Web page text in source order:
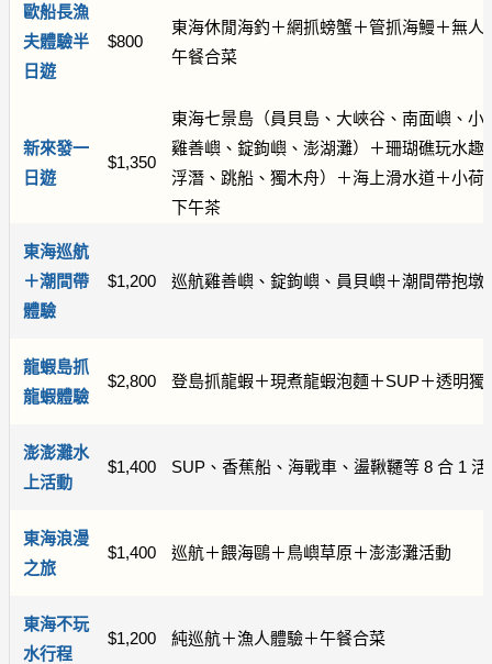
歐船長漁
夫體驗半
日遊
$800
東海休閒海釣＋網抓螃蟹＋管抓海鰻＋無人
午餐合菜
新來發一
日遊
$1,350
東海七景島（員貝島、大峽谷、南面嶼、小
雞善嶼、錠鉤嶼、澎湖灘）＋珊瑚礁玩水趣
浮潛、跳船、獨木舟）＋海上滑水道＋小荷
下午茶
東海巡航
＋潮間帶
體驗
$1,200 巡航雞善嶼、錠鉤嶼、員貝嶼＋潮間帶抱墩
龍蝦島抓
龍蝦體驗
$2,800 登島抓龍蝦＋現煮龍蝦泡麵＋SUP＋透明獨
澎澎灘水
上活動
$1,400 SUP、香蕉船、海戰車、盪鞦韆等 8 合 1 活
東海浪漫
之旅
$1,400 巡航＋餵海鷗＋鳥嶼草原＋澎澎灘活動
東海不玩
水行程
$1,200 純巡航＋漁人體驗＋午餐合菜